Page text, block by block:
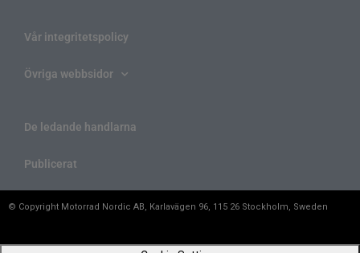
Vår integritetspolicy
Övriga webbsidor
De ledande handlarna
Publicerat
© Copyright Motorrad Nordic AB, Karlavägen 96, 115 26 Stockholm, Sweden